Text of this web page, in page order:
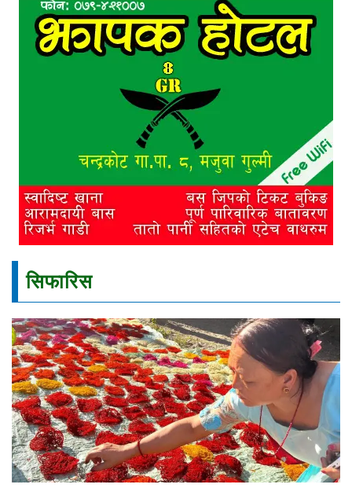
सिफारिस